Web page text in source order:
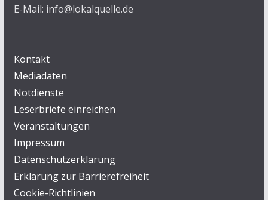
E-Mail: info@lokalquelle.de
Kontakt
Mediadaten
Notdienste
Leserbriefe einreichen
Veranstaltungen
Impressum
Datenschutzerklärung
Erklärung zur Barrierefreiheit
Cookie-Richtlinien